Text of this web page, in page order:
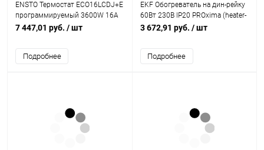
ENSTO Термостат ECO16LCDJ+E
программируемый 3600W 16А
(ECO16LCDJ+E)
7 447,01 руб. / шт
Подробнее
EKF Обогреватель на дин-рейку
60Вт 230В IP20 PROxima (heater-
60-20)
3 672,91 руб. / шт
Подробнее